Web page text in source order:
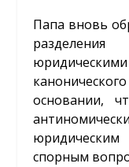
Папа вновь
основании,
спорным